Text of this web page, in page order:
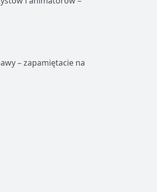
– zapamiętacie na